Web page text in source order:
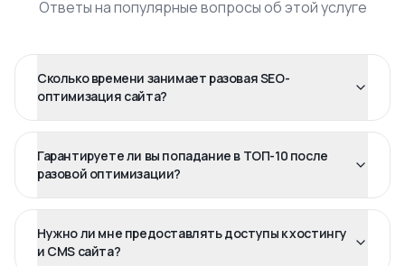
Ответы на популярные вопросы об этой услуге
Сколько времени занимает разовая SEO-
оптимизация сайта?
Гарантируете ли вы попадание в ТОП-10 после
разовой оптимизации?
Нужно ли мне предоставлять доступы к хостингу
и CMS сайта?